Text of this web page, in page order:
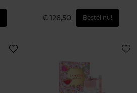
€ 126,50 Bestel nu!